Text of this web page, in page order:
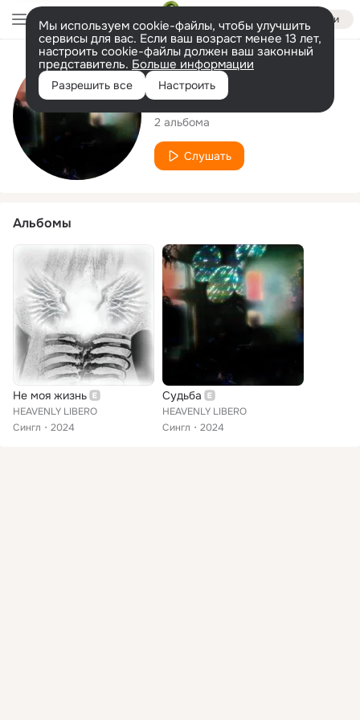
Войти
Мы используем cookie-файлы, чтобы улучшить
сервисы для вас. Если ваш возраст менее 13 лет,
настроить cookie-файлы должен ваш законный
представитель. Больше информации
Разрешить все Настроить
Исполнитель
HEAVENLY LIBERO
2 альбома
Слушать
Альбомы
Не моя жизнь
HEAVENLY LIBERO
Сингл
2024
Судьба
HEAVENLY LIBERO
Сингл
2024